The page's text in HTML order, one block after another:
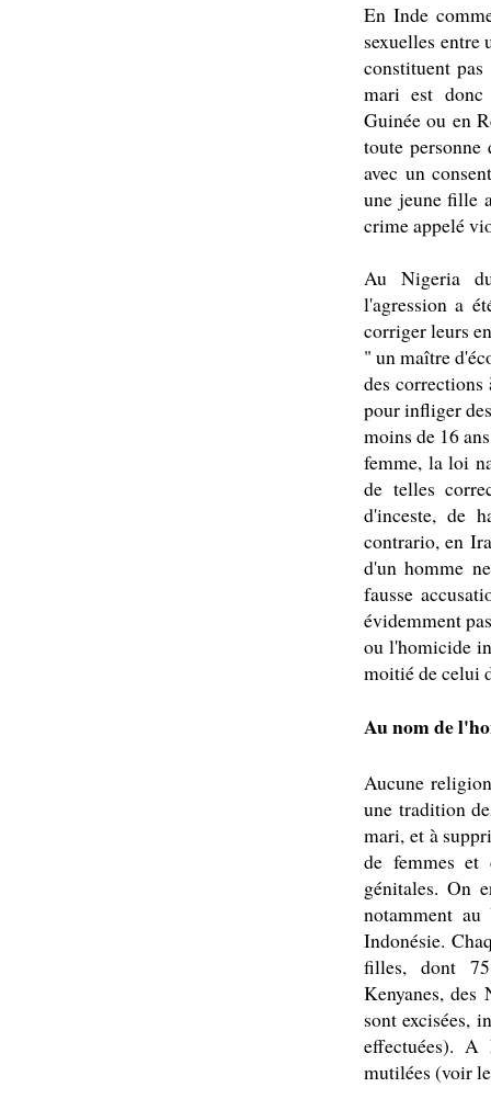
En Inde
sexuelles entre
constituent
mari est donc
Guinée ou en
toute personne
avec un
une jeune fille
crime appelé
Au Nigeria
l'agression a
corriger leurs
" un maître
des
pour infliger
moins de 16
femme, la loi
de telles
d'inceste, de
contrario, en
d'un homme
fausse
évidemment
ou l'homicide
moitié de celui
Au nom de
Aucune
une tradition
mari, et à
de femmes et
génitales. On
notamment
Indonésie.
filles, dont
Kenyanes, des
sont excisées,
effectuées).
mutilées (voir